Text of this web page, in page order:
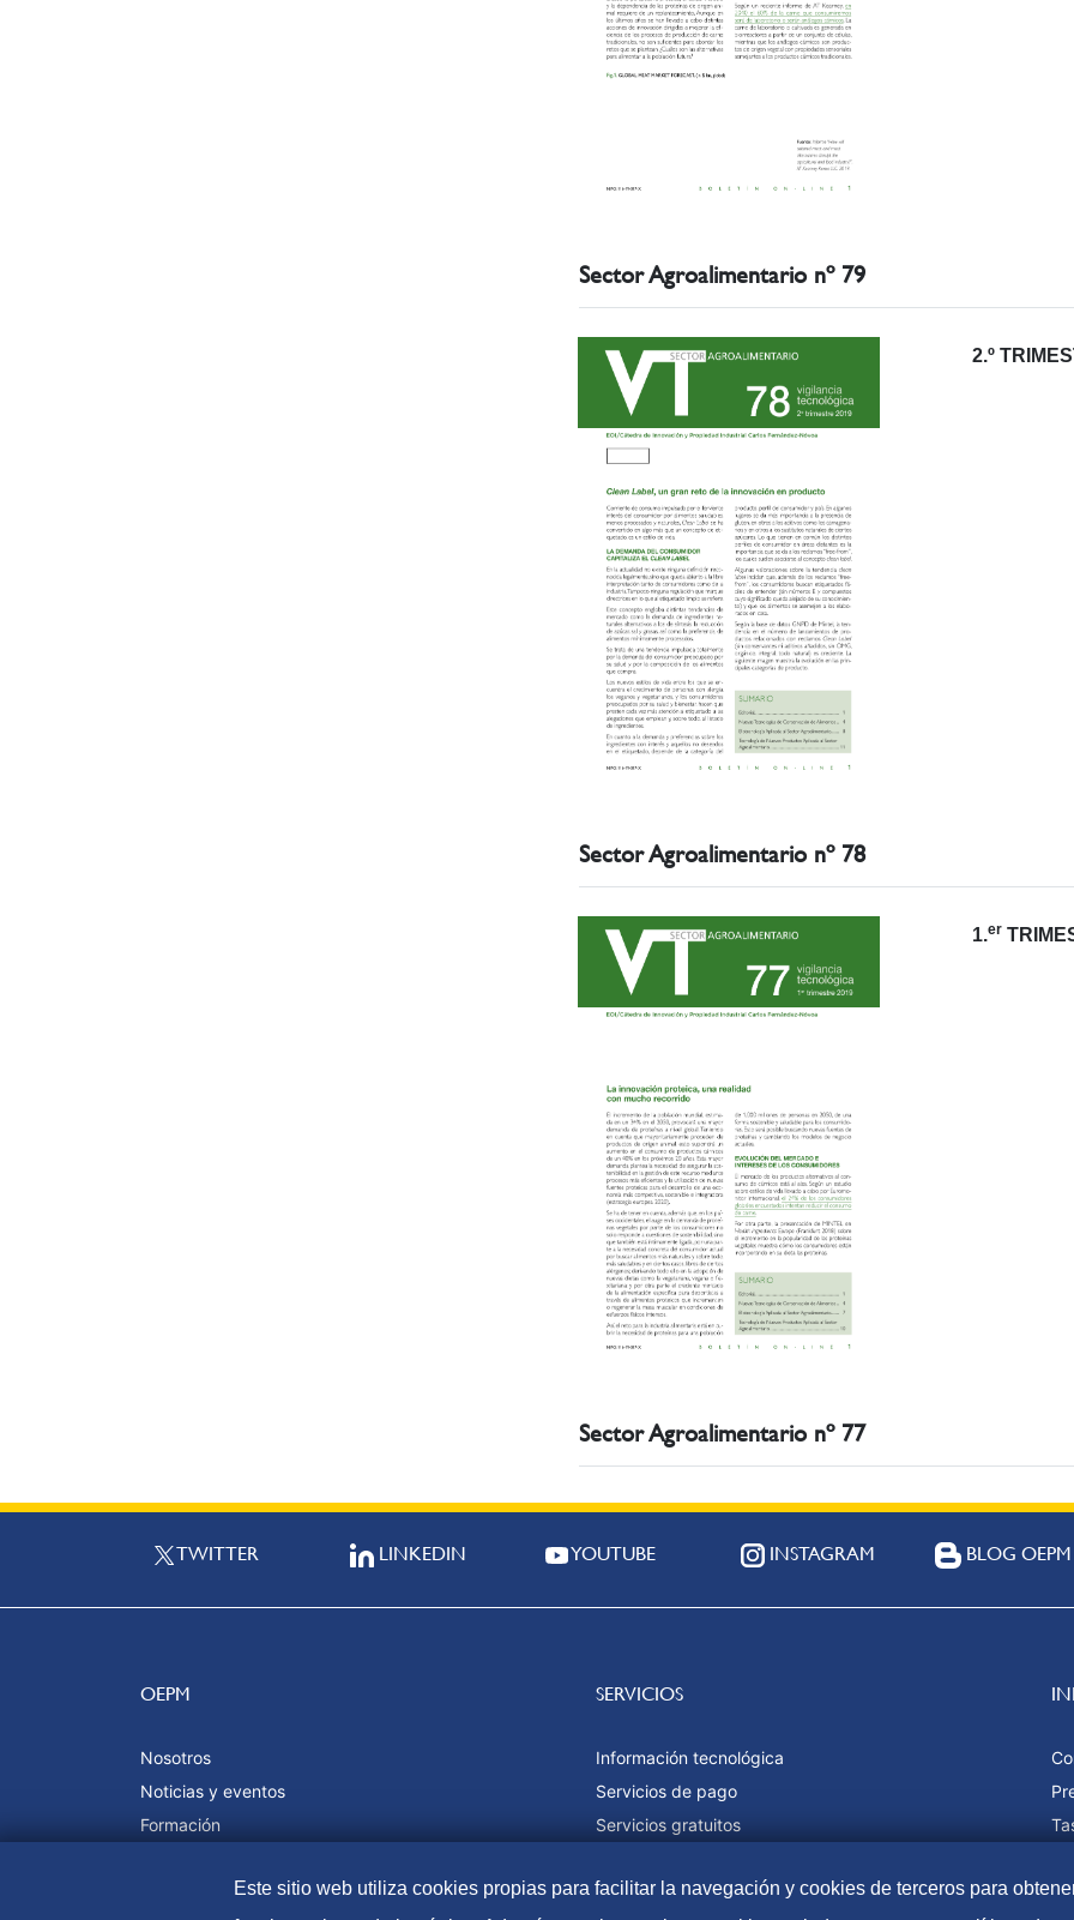
Sector Agroalimentario nº 79
2.º
Sector Agroalimentario nº 78
1.er
Sector Agroalimentario nº 77
TWITTER LINKEDIN YOUTUBE INSTAGRAM BLOG OEPM
OEPM
Nosotros
Noticias y eventos
Formación
SERVICIOS
Información tecnológica
Servicios de pago
Servicios gratuitos
Este sitio web utiliza cookies propias para facilitar la navegación y cookies de terceros para